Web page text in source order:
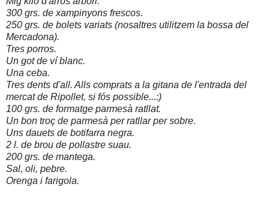
300 grs. de xampinyons frescos.
250 grs. de bolets variats (nosaltres utilitzem la bossa del
Mercadona).
Tres porros.
Un got de ví blanc.
Una ceba.
Tres dents d'all. Alls comprats a la gitana de l'entrada del
mercat de Ripollet, si fós possible...:)
100 grs. de formatge parmesà ratllat.
Un bon troç de parmesà per ratllar per sobre.
Uns dauets de botifarra negra.
2 l. de brou de pollastre suau.
200 grs. de mantega.
Sal, oli, pebre.
Orenga i farigola.